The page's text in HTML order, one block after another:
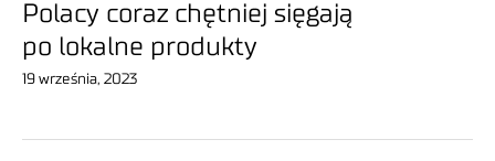
Polacy coraz chętniej sięgają
po lokalne produkty
19 września, 2023